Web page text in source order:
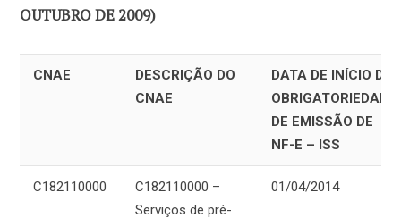
OUTUBRO DE 2009)
CNAE
DESCRIÇÃO DO
CNAE
DATA DE INÍCIO DA
OBRIGATORIEDADE
DE EMISSÃO DE
NF-E – ISS
C182110000
C182110000 –
Serviços de pré-
01/04/2014